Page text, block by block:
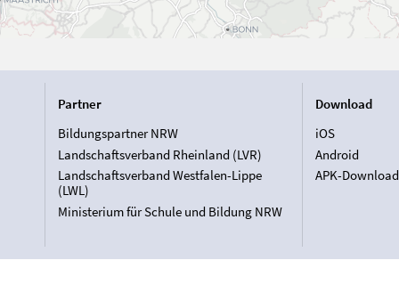
Partner
Bildungspartner NRW
Landschaftsverband Rheinland (LVR)
Landschaftsverband Westfalen-Lippe
(LWL)
Ministerium für Schule und Bildung NRW
Download
iOS
Android
APK-Download